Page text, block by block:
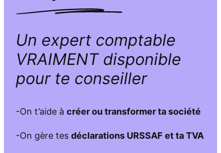
Un expert comptable
VRAIMENT disponible
pour te conseiller
-On t’aide à créer ou transformer ta société
-On gère tes déclarations URSSAF et ta TVA